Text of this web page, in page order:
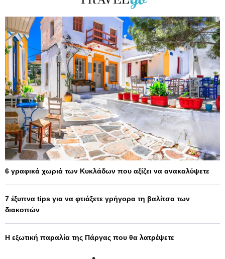
6 γραφικά χωριά των Κυκλάδων που αξίζει να ανακαλύψετε
7 έξυπνα tips για να φτιάξετε γρήγορα τη βαλίτσα των
διακοπών
Η εξωτική παραλία της Πάργας που θα λατρέψετε